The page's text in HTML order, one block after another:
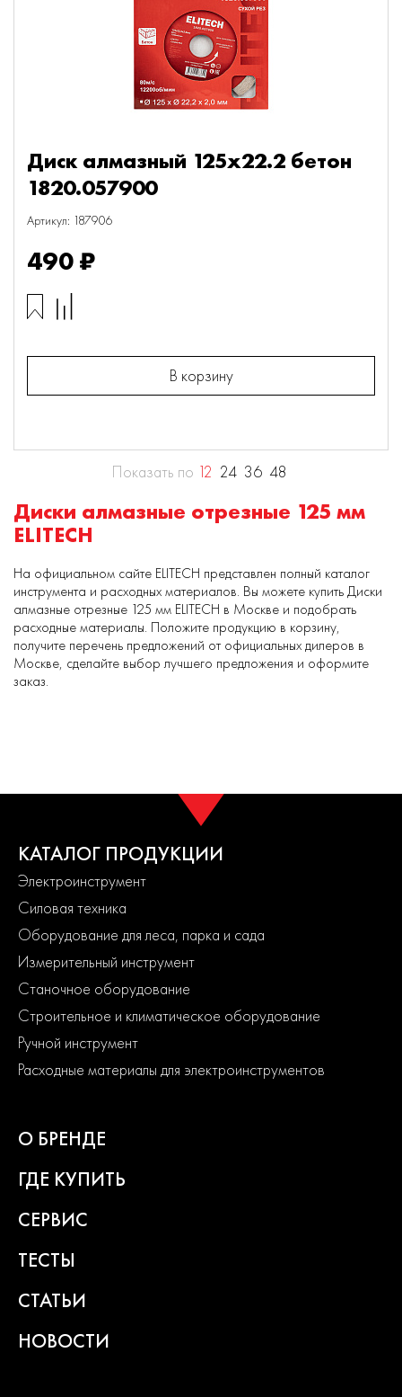
Диск алмазный 125х22.2 бетон
1820.057900
Артикул: 187906
490 ₽
В корзину
Показать по 12 24 36 48
Диски алмазные отрезные 125 мм
ELITECH
На официальном сайте ELITECH представлен полный каталог
инструмента и расходных материалов. Вы можете купить Диски
алмазные отрезные 125 мм ELITECH в Москве и подобрать
расходные материалы. Положите продукцию в корзину,
получите перечень предложений от официальных дилеров в
Москве, сделайте выбор лучшего предложения и оформите
заказ.
КАТАЛОГ ПРОДУКЦИИ
Электроинструмент
Силовая техника
Оборудование для леса, парка и сада
Измерительный инструмент
Станочное оборудование
Строительное и климатическое оборудование
Ручной инструмент
Расходные материалы для электроинструментов
О БРЕНДЕ
ГДЕ КУПИТЬ
СЕРВИС
ТЕСТЫ
СТАТЬИ
НОВОСТИ